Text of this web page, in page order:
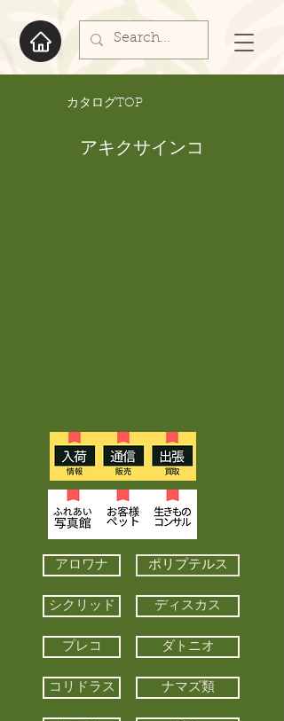
​カタログTOP
アキクサインコ
アロワナ ポリプテルス
シクリッド ディスカス
プレコ ダトニオ
コリドラス ナマズ類